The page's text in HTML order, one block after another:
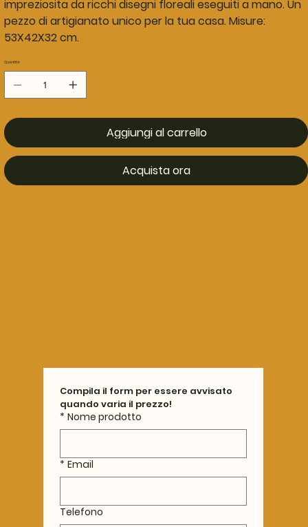
impreziosita da ricchi disegni floreali eseguiti a mano. Un
pezzo di artigianato unico per la tua casa. Misure:
53X42X32 cm.
Quantità
Aggiungi al carrello
Acquista ora
Compila il form per essere avvisato
quando varia il prezzo!
* Nome prodotto
* Email
Telefono